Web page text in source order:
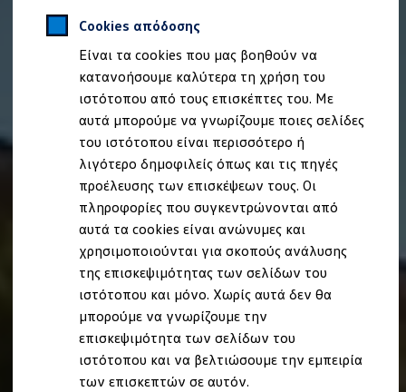
Cookies απόδοσης
Είναι τα cookies που μας βοηθούν να
κατανοήσουμε καλύτερα τη χρήση του
ιστότοπου από τους επισκέπτες του. Με
αυτά μπορούμε να γνωρίζουμε ποιες σελίδες
του ιστότοπου είναι περισσότερο ή
λιγότερο δημοφιλείς όπως και τις πηγές
προέλευσης των επισκέψεων τους. Οι
πληροφορίες που συγκεντρώνονται από
αυτά τα cookies είναι ανώνυμες και
χρησιμοποιούνται για σκοπούς ανάλυσης
της επισκεψιμότητας των σελίδων του
ιστότοπου και μόνο. Χωρίς αυτά δεν θα
μπορούμε να γνωρίζουμε την
επισκεψιμότητα των σελίδων του
ιστότοπου και να βελτιώσουμε την εμπειρία
των επισκεπτών σε αυτόν.
Χρηματοδότηση και Leasing
Volkswagen Easy Living
Χρηματοδότηση Auto Credit
Χρηματοδότηση Classic Credit
Καινοτόμες Τεχνολογίες
Ιδιοκτήτες και υπηρεσίες After Sales
myVolkswagen
Service και γνήσια ανταλλακτικά
Επιθεώρηση & ΚΤΕΟ
Επισκευές & έλεγχοι
Λιπαντικά κινητήρα και υγρά
Τροχοί και ελαστικά
Οδική Βοήθεια
Volkswagen Service
Ανταλλακτικά Volkswagen
Γνήσια αξεσουάρ Volkswagen
Γνήσια αξεσουάρ Volkswagen ειδικά για κάθε
Εσωτερική και εξωτερική προστασία
Λύσεις μεταφοράς και αποσκευών
Ψυχαγωγία και ηλεκτρονικές συσκευές
Εξατομίκευση
Επιτοίχιος σταθμός φόρτισης και καλώδια
Συλλογές Lifestyle